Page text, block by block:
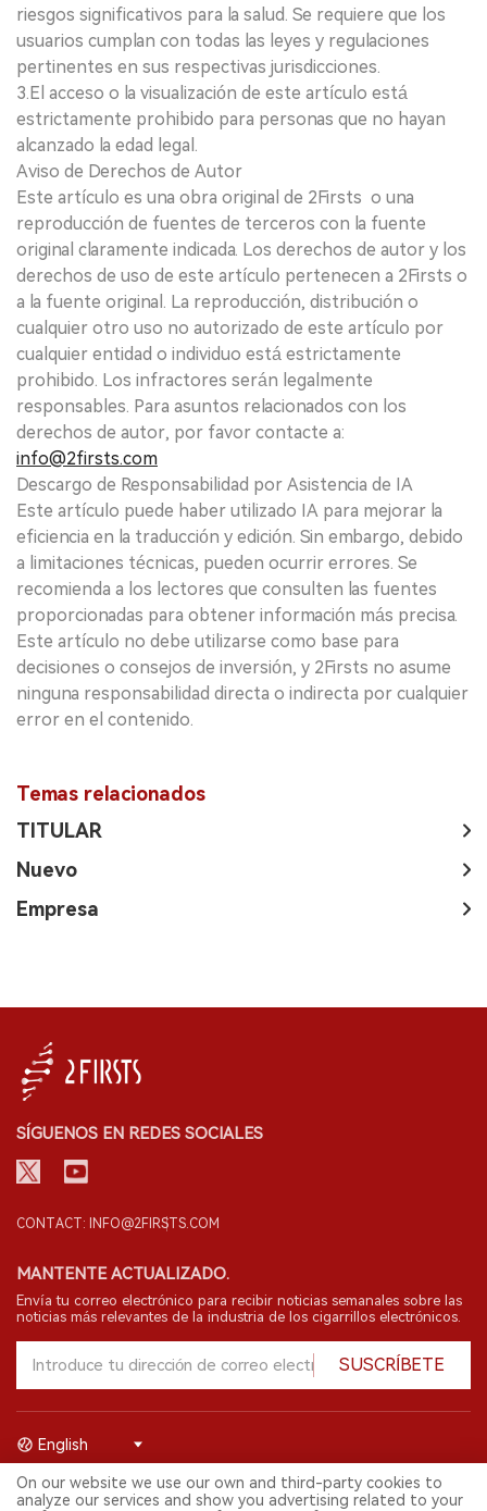
riesgos significativos para la salud. Se requiere que los
usuarios cumplan con todas las leyes y regulaciones
pertinentes en sus respectivas jurisdicciones.
3.El acceso o la visualización de este artículo está
estrictamente prohibido para personas que no hayan
alcanzado la edad legal.
Aviso de Derechos de Autor
Este artículo es una obra original de 2Firsts o una
reproducción de fuentes de terceros con la fuente
original claramente indicada. Los derechos de autor y los
derechos de uso de este artículo pertenecen a 2Firsts o
a la fuente original. La reproducción, distribución o
cualquier otro uso no autorizado de este artículo por
cualquier entidad o individuo está estrictamente
prohibido. Los infractores serán legalmente
responsables. Para asuntos relacionados con los
derechos de autor, por favor contacte a:
info@2firsts.com
Descargo de Responsabilidad por Asistencia de IA
Este artículo puede haber utilizado IA para mejorar la
eficiencia en la traducción y edición. Sin embargo, debido
a limitaciones técnicas, pueden ocurrir errores. Se
recomienda a los lectores que consulten las fuentes
proporcionadas para obtener información más precisa.
Este artículo no debe utilizarse como base para
decisiones o consejos de inversión, y 2Firsts no asume
ninguna responsabilidad directa o indirecta por cualquier
error en el contenido.
Temas relacionados
TITULAR
Nuevo
Empresa
SÍGUENOS EN REDES SOCIALES
CONTACT: INFO@2FIRSTS.COM
MANTENTE ACTUALIZADO.
Envía tu correo electrónico para recibir noticias semanales sobre las
noticias más relevantes de la industria de los cigarrillos electrónicos.
SUSCRÍBETE
© 2026 Shenzhen 2FIRSTS Technology Co.,Ltd. Todos los derechos
reservados.
English
On our website we use our own and third-party cookies to
analyze our services and show you advertising related to your